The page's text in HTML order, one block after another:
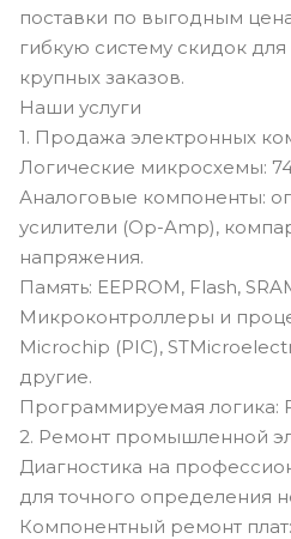
поставки по выгодным
гибкую систему скидок
крупных заказов.
Наши услуги
1. Продажа электронных
Логические микросхемы:
Аналоговые компоненты:
усилители (Op-Amp),
напряжения.
Память: EEPROM, Flash,
Микроконтроллеры и
Microchip (PIC),
другие.
Программируемая логика:
2. Ремонт промышленной
Диагностика на
для точного определения
Компонентный ремонт